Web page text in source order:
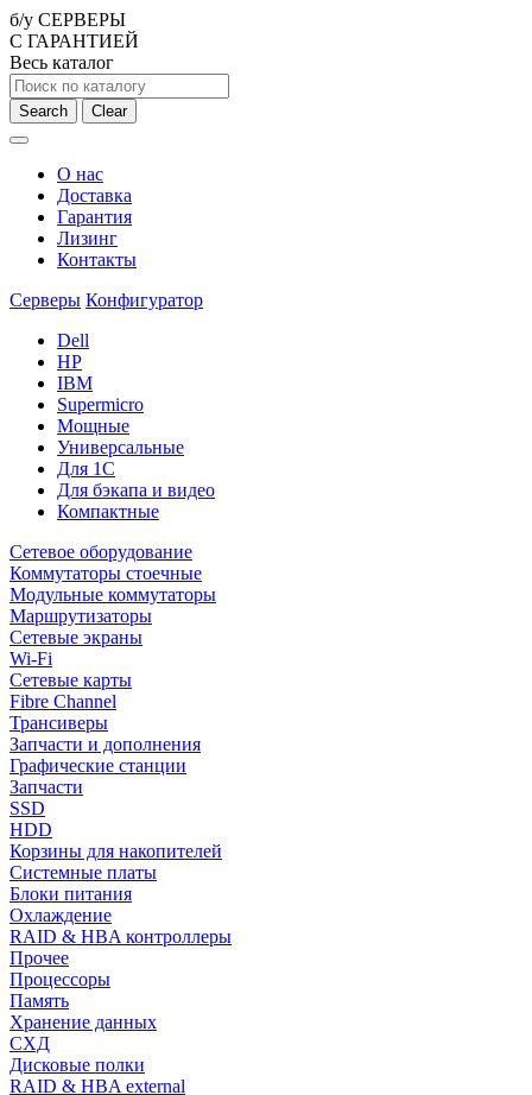
б/у СЕРВЕРЫ
С ГАРАНТИЕЙ
Весь каталог
Search Clear
О нас
Доставка
Гарантия
Лизинг
Контакты
Серверы Конфигуратор
Dell
HP
IBM
Supermicro
Мощные
Универсальные
Для 1С
Для бэкапа и видео
Компактные
Сетевое оборудование
Коммутаторы стоечные
Модульные коммутаторы
Маршрутизаторы
Сетевые экраны
Wi-Fi
Сетевые карты
Fibre Channel
Трансиверы
Запчасти и дополнения
Графические станции
Запчасти
SSD
HDD
Корзины для накопителей
Системные платы
Блоки питания
Охлаждение
RAID & HBA контроллеры
Прочее
Процессоры
Память
Хранение данных
СХД
Дисковые полки
RAID & HBA external